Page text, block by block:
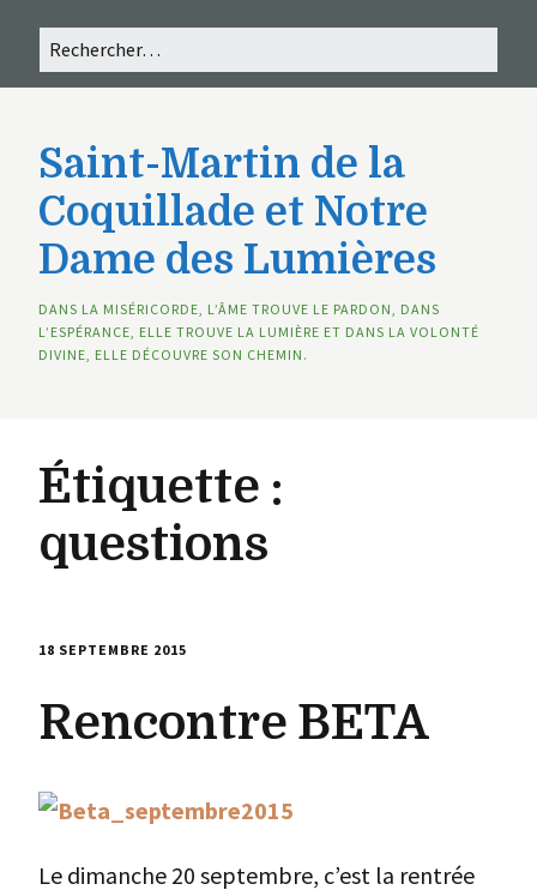
Saint-Martin de la
Coquillade et Notre
Dame des Lumières
DANS LA MISÉRICORDE, L’ÂME TROUVE LE PARDON, DANS
L’ESPÉRANCE, ELLE TROUVE LA LUMIÈRE ET DANS LA VOLONTÉ
DIVINE, ELLE DÉCOUVRE SON CHEMIN.
Étiquette :
questions
18 SEPTEMBRE 2015
Rencontre BETA
Le dimanche 20 septembre, c’est la rentrée